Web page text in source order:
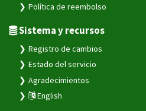
Política de reembolso
Sistema y recursos
Registro de cambios
Estado del servicio
Agradecimientos
English